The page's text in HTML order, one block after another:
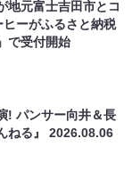
地元富士吉田市とコ
ーがふるさと納税
で受付開始
! パンサー向井＆長
ねる』2026.08.06